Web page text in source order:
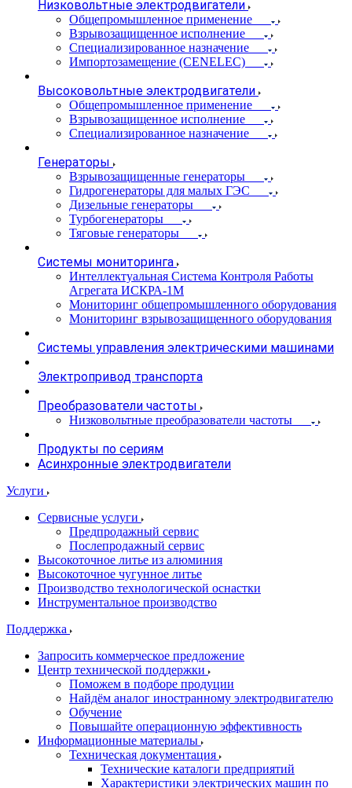
Низковольтные электродвигатели
Общепромышленное применение
Взрывозащищенное исполнение
Специализированное назначение
Импортозамещение (CENELEC)
Высоковольтные электродвигатели
Общепромышленное применение
Взрывозащищенное исполнение
Специализированное назначение
Генераторы
Взрывозащищенные генераторы
Гидрогенераторы для малых ГЭС
Дизельные генераторы
Турбогенераторы
Тяговые генераторы
Системы мониторинга
Интеллектуальная Система Контроля Работы
Агрегата ИСКРА-1М
Мониторинг общепромышленного оборудования
Мониторинг взрывозащищенного оборудования
Системы управления электрическими машинами
Электропривод транспорта
Преобразователи частоты
Низковольтные преобразователи частоты
Продукты по сериям
Асинхронные электродвигатели
Услуги
Сервисные услуги
Предпродажный сервис
Послепродажный сервис
Высокоточное литье из алюминия
Высокоточное чугунное литье
Производство технологической оснастки
Инструментальное производство
Поддержка
Запросить коммерческое предложение
Центр технической поддержки
Поможем в подборе продуции
Найдём аналог иностранному электродвигателю
Обучение
Повышайте операционную эффективность
Информационные материалы
Техническая документация
Технические каталоги предприятий
Характеристики электрических машин по